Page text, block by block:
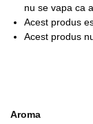
nu se vapa ca
Acest produs
Acest produs
Aroma